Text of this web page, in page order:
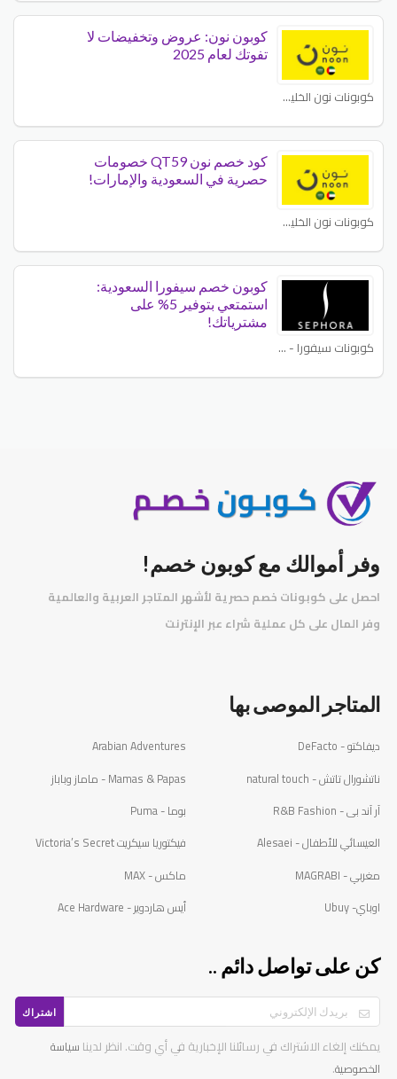
كوبونات نون الخليج - Noon GCC
كوبون نون: عروض وتخفيضات لا
تفوتك لعام 2025
كوبونات نون الخليج - Noon GCC
كود خصم نون QT59 خصومات
حصرية في السعودية والإمارات!
كوبونات سيفورا - Sephora
كوبون خصم سيفورا السعودية:
استمتعي بتوفير 5% على
مشترياتك!
وفر أموالك مع كوبون خصم!
احصل على كوبونات خصم حصرية لأشهر المتاجر العربية والعالمية
وفر المال على كل عملية شراء عبر الإنترنت
المتاجر الموصى بها
ديفاكتو - DeFacto
Arabian Adventures
ناتشورال تاتش - natural touch
Mamas & Papas - ماماز وباباز
آر آند بى - R&B Fashion
بوما - Puma
العيسائي للأطفال - Alesaei
فيكتوريا سيكريت Victoria’s Secret
مغربي - MAGRABI
ماكس - MAX
اوباي- Ubuy
أيس هاردوير - Ace Hardware
كن على تواصل دائم ..
اشتراك
يمكنك إلغاء الاشتراك في رسائلنا الإخبارية في أي وقت. انظر لدينا سياسة
الخصوصية.